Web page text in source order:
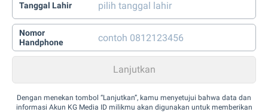
Tanggal Lahir
Nomor
Handphone
Dengan menekan tombol “Lanjutkan”, kamu menyetujui bahwa data dan
informasi Akun KG Media ID milikmu akan digunakan untuk memberikan